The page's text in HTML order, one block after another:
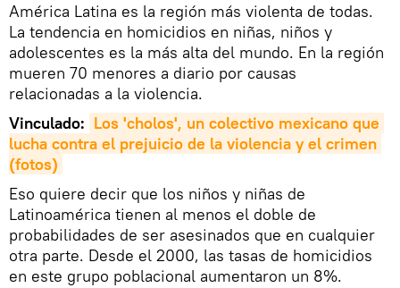
América Latina es la región más violenta de todas.
La tendencia en homicidios en niñas, niños y
adolescentes es la más alta del mundo. En la región
mueren 70 menores a diario por causas
relacionadas a la violencia.
Vinculado: Los 'cholos', un colectivo mexicano que
lucha contra el prejuicio de la violencia y el crimen
(fotos)
Eso quiere decir que los niños y niñas de
Latinoamérica tienen al menos el doble de
probabilidades de ser asesinados que en cualquier
otra parte. Desde el 2000, las tasas de homicidios
en este grupo poblacional aumentaron un 8%.